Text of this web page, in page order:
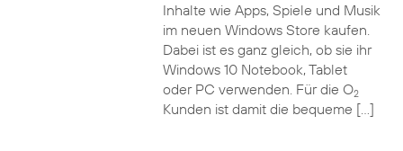
Inhalte wie Apps, Spiele und Musik
im neuen Windows Store kaufen.
Dabei ist es ganz gleich, ob sie ihr
Windows 10 Notebook, Tablet
oder PC verwenden. Für die O2
Kunden ist damit die bequeme […]